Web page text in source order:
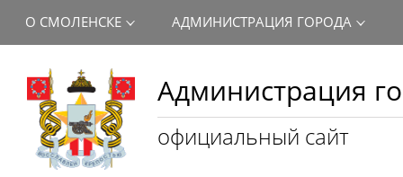
Администрация
официальный сайт
О СМОЛЕНСКЕ АДМИНИСТРАЦИЯ ГОРОДА